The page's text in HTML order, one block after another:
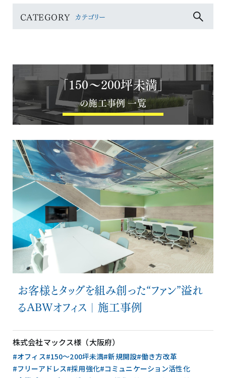
CATEGORY カテゴリー
「150〜200坪未満」
の施工事例 一覧
お客様とタッグを組み創った“ファン”溢れ
るABWオフィス｜施工事例
株式会社マックス様（大阪府）
#オフィス#150〜200坪未満#新規開設#働き方改革
#フリーアドレス#採用強化#コミュニケーション活性化